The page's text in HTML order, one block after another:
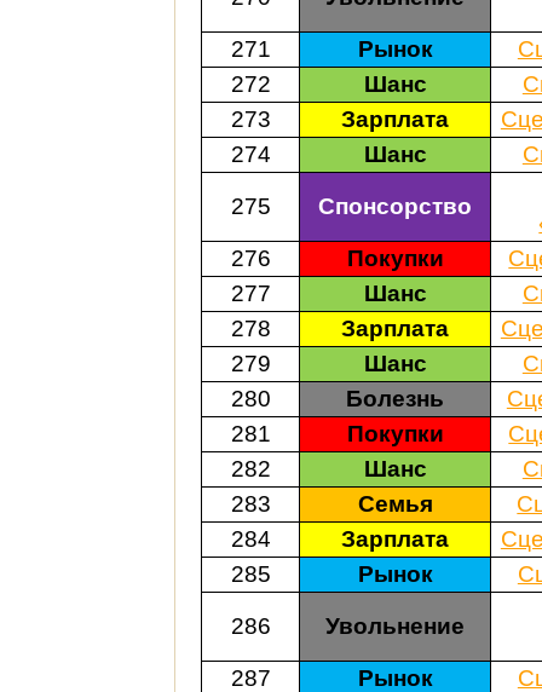
271 Рынок
272
Шанс
273
Зарплата
274
Шанс
275 Спонсорство
276
Покупки
277
Шанс
278
Зарплата
279
Шанс
280
Болезнь
281
Покупки
282
Шанс
283
Семья
284
Зарплата
285
Рынок
286 Увольнение
287 Рынок